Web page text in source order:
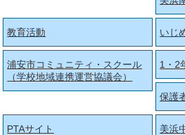
教育活動 いじ
浦安市コミュニティ・スクール
（学校地域連携運営協議会）
1・2
保護
PTAサイト 美浜